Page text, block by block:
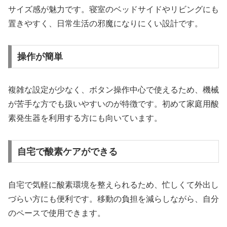
サイズ感が魅力です。寝室のベッドサイドやリビングにも
置きやすく、日常生活の邪魔になりにくい設計です。
操作が簡単
複雑な設定が少なく、ボタン操作中心で使えるため、機械
が苦手な方でも扱いやすいのが特徴です。初めて家庭用酸
素発生器を利用する方にも向いています。
自宅で酸素ケアができる
自宅で気軽に酸素環境を整えられるため、忙しくて外出し
づらい方にも便利です。移動の負担を減らしながら、自分
のペースで使用できます。